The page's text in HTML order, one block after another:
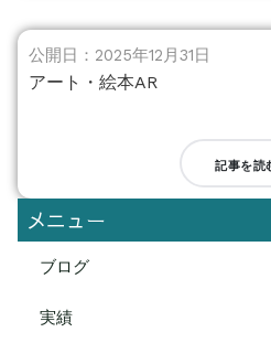
公開日：2025年12月31日
アート・絵本AR
記事を読
メニュー
ブログ
実績